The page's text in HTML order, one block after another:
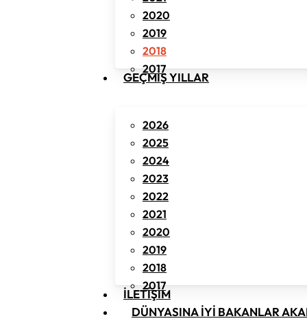
2020
2019
2018
2017
GEÇMIŞ YILLAR
2026
2025
2024
2023
2022
2021
2020
2019
2018
2017
İLETIŞIM
DÜNYASINA İYI BAKANLAR